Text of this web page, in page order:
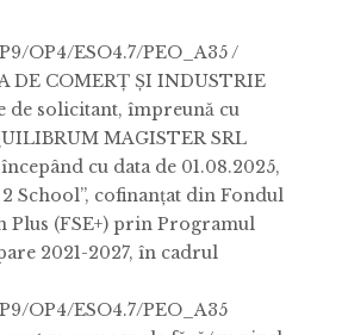
OP4/ESO4.7/PEO_A35 /
DE COMERȚ ȘI INDUSTRIE
de solicitant, împreună cu
MAGISTER SRL
cu data de 01.08.2025,
School”, cofinanţat din Fondul
Plus (FSE+) prin Programul
2021-2027, în cadrul
OP4/ESO4.7/PEO_A35